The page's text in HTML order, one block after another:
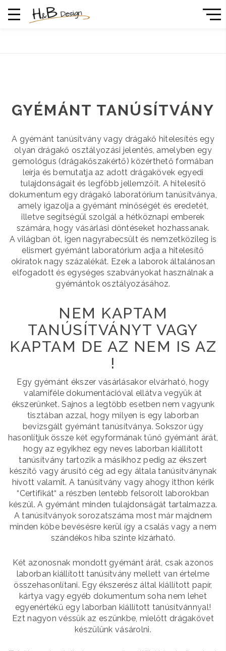
GYÉMÁNT TANÚSÍTVÁNY
A gyémánt tanúsítvány vagy drágakő hitelesítés egy
olyan drágakő osztályozási jelentés, amelyben egy
gemológus (drágakőszakértő) közérthető formában
leírja és bemutatja az adott drágakövek egyedi
tulajdonságait és legfőbb jellemzőit. A hitelesítő
dokumentum egy drágakő laboratórium tanúsítványa,
amely igazolja a gyémánt minőségét és eredetét,
illetve segítségül szolgál a hétköznapi emberek
számára, hogy vásárlási döntéseket hozhassanak.
A világban öt, igen nagyrabecsült és nemzetközileg is
elismert gyémánt laboratórium adja a hitelesítő
okiratok nagy százalékát. Ezek a laborok általánosan
elfogadott és egységes szabványokat használnak a
gyémántok osztályozásához.
NEM KAPTAM
TANÚSÍTVÁNYT VAGY
KAPTAM DE AZ NEM IS AZ
!
Egy gyémánt ékszer vásárlásakor elvárható, hogy
valamiféle dokumentációval ellátva vegyük át
ékszerünket. Sajnos a legtöbb esetben nem vagyunk
tisztában azzal, hogy milyen is egy laborban
bevizsgált gyémánt tanúsítványa. Sokszor úgy
hasonlítjuk össze két egyformának tűnő gyémánt árát,
hogy az egyikhez egy neves laborban kiállított
tanúsítvány tartozik a másikhoz pedig az ékszert
készítő vagy árusító cég ad egy általa tanúsítványnak
hívott valamit. A tanúsítvány vagy ahogy itthon kérik
“Certifikát“ a részben lentebb felsorolt laborokban
készül. A gyémánt minden tulajdonságát tartalmazza.
A tanúsítványok sorozatszáma most már majdnem
minden kőbe bevésésre kerül így a csalás vagy a nem
szándékos hiba szinte kizárható.
Két azonosnak mondott gyémánt árát, csak azonos
laborban kiállított tanúsítvány mellett van értelme
összehasonlítani. Egy ékszerész által kiállított papír,
kártya vagy egyéb dokumentum soha nem lehet
egyenértékű egy laborban kiállított tanúsítvánnyal!
Ezt nagyon véssük az eszünkbe, mielőtt drágakövet
készülünk vásárolni.